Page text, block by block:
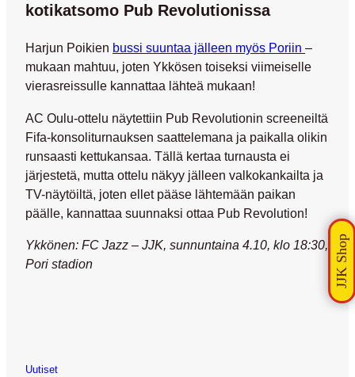
kotikatsomo Pub Revolutionissa
Harjun Poikien bussi suuntaa jälleen myös Poriin –
mukaan mahtuu, joten Ykkösen toiseksi viimeiselle
vierasreissulle kannattaa lähteä mukaan!
AC Oulu-ottelu näytettiin Pub Revolutionin screeneiltä
Fifa-konsoliturnauksen saattelemana ja paikalla olikin
runsaasti kettukansaa. Tällä kertaa turnausta ei
järjestetä, mutta ottelu näkyy jälleen valkokankailta ja
TV-näytöiltä, joten ellet pääse lähtemään paikan
päälle, kannattaa suunnaksi ottaa Pub Revolution!
Ykkönen: FC Jazz – JJK, sunnuntaina 4.10, klo 18:30,
Pori stadion
Uutiset